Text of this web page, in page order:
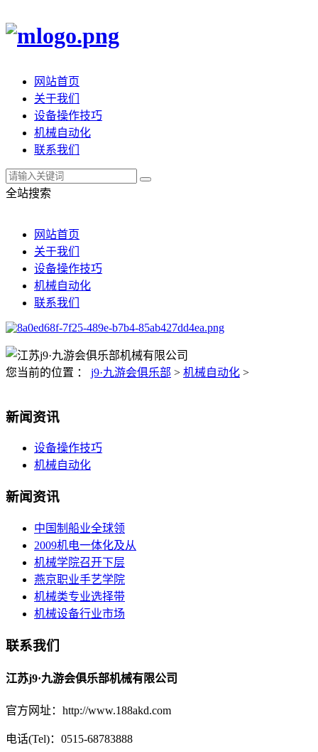
网站首页
关于我们
设备操作技巧
机械自动化
联系我们
全站搜索
网站首页
关于我们
设备操作技巧
机械自动化
联系我们
您当前的位置 ： j9·九游会俱乐部 > 机械自动化 >
新闻资讯
设备操作技巧
机械自动化
新闻资讯
中国制船业全球领
2009机电一体化及从
机械学院召开下层
燕京职业手艺学院
机械类专业选择带
机械设备行业市场
联系我们
江苏j9·九游会俱乐部机械有限公司
官方网址：http://www.188akd.com
电话(Tel)：0515-68783888